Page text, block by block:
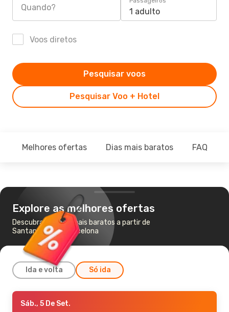
Quando? 1 adulto
Voos diretos
Pesquisar Voo + Hotel
Pesquisar voos
Melhores ofertas Dias mais baratos FAQ
Explore as melhores ofertas
Descubra os voos mais baratos a partir de
Santander para Barcelona
Ida e volta Só ida
Qui., 3 De Set.- Dom., 6 De Set.
Sáb., 5 De Set.